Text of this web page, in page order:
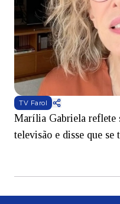
TV Farol
Marília Gabriela reflete
televisão e disse que se